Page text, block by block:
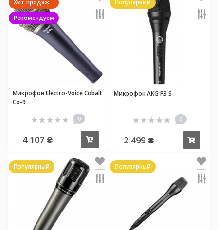
Хит продаж
Рекомендуем
Микрофон Electro-Voice Cobalt
Со-9
0
4 107 ₴
Популярный
Микрофон AKG P3 S
0
2 499 ₴
Популярный Популярный